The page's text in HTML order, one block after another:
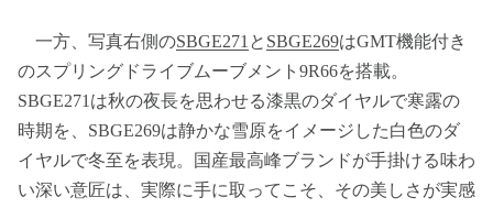
一方、写真右側のSBGE271 と SBGE269はGMT機能付き
のスプリングドライブムーブメント9R66を搭載。
SBGE271は秋の夜長を思わせる漆黒のダイヤルで寒露の
時期を、SBGE269は静かな雪原をイメージした白色のダ
イヤルで冬至を表現。国産最高峰ブランドが手掛ける味わ
い深い意匠は、実際に手に取ってこそ、その美しさが実感